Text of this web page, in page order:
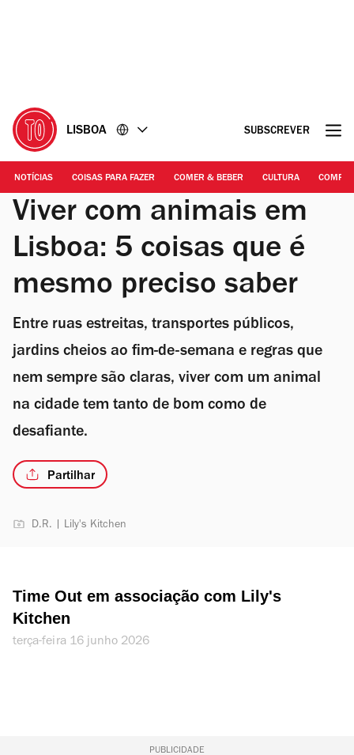
LISBOA SUBSCREVER
NOTÍCIAS COISAS PARA FAZER COMER & BEBER CULTURA
Viver com animais em
Lisboa: 5 coisas que é
mesmo preciso saber
Entre ruas estreitas, transportes públicos,
jardins cheios ao fim-de-semana e regras que
nem sempre são claras, viver com um animal
na cidade tem tanto de bom como de
desafiante.
Partilhar
D.R. | Lily's Kitchen
Time Out em associação com Lily's
Kitchen
terça-feira 16 junho 2026
PUBLICIDADE